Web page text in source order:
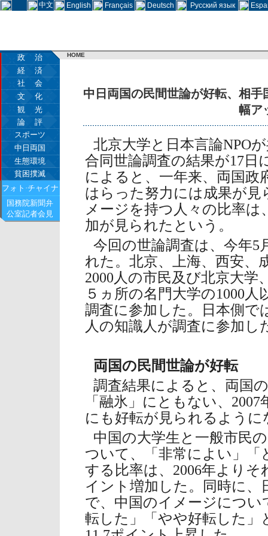
中文 English Français Deutsch Русский язык
政 治
経 済
社 会
文 化
観 光
論 評
スポーツ
中日両国
生態環境
貧困撲滅
フォト·チャイナ
国務院新聞弁
公室記者会見
HOME
中日両国の民間世論が好転、相
幅ア
北京大学と日本言論NPO
合同世論調査の結果が17日
によると、一年来、両国政
はらった努力には成果が
メージを持つ人々の比率
加が見られたという。
今回の世論調査は、今年5
れた。北京、上海、西安、
2000人の市民及び北京大
５ヵ所の名門大学の1000
調査に参加した。日本側で
人の知識人が調査に参加し
両国の民間世論が好転
調査結果によると、両国
「融氷」にともない、
にも好転が見られるように
中国の大学生と一般市民
ついて、「非常によい」
する比率は、2006年より
イント増加した。同時に、
で、中国のイメージにつ
転した」「やや好転した」